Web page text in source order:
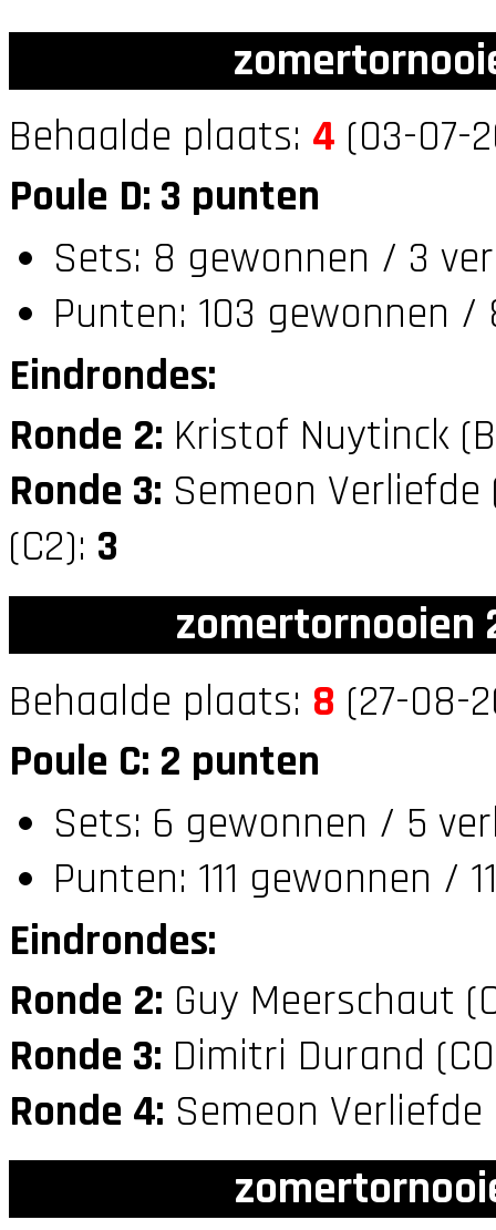
Behaalde plaats: 4 (03-07-
Poule D: 3 punten
Sets: 8 gewonnen / 3
Punten: 103 gewonnen /
Eindrondes:
Ronde 2: Kristof Nuytinck
Ronde 3: Semeon
(C2): 3
zomertornooien
Behaalde plaats: 8 (27-08-
Poule C: 2 punten
Sets: 6 gewonnen / 5
Punten: 111 gewonnen /
Eindrondes:
Ronde 2: Guy Meerschaut
Ronde 3: Dimitri Durand
Ronde 4: Semeon